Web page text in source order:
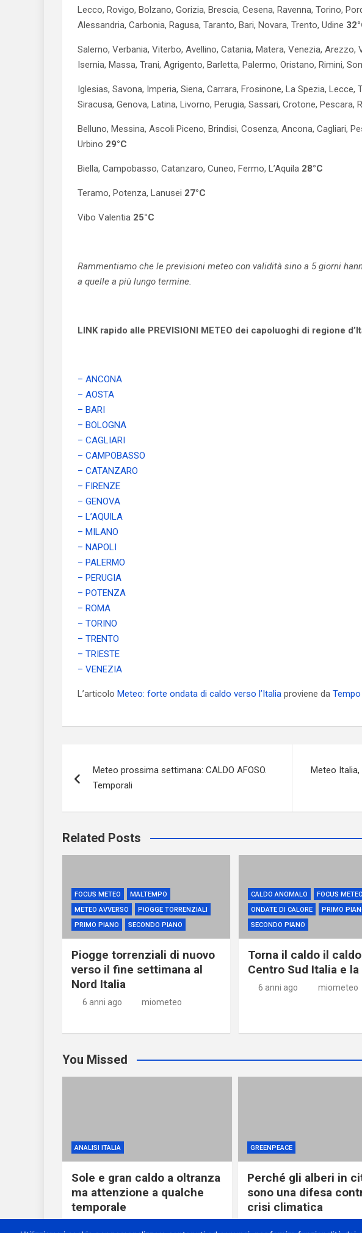
Lecco, Rovigo, Bolzano, Gorizia, Brescia, Cesena, Ravenna, Torino,
Alessandria, Carbonia, Ragusa, Taranto, Bari, Novara, Trento, Udine
Salerno, Verbania, Viterbo, Avellino, Catania, Matera, Venezia, Arezzo,
Isernia, Massa, Trani, Agrigento, Barletta, Palermo, Oristano, Rimini,
Iglesias, Savona, Imperia, Siena, Carrara, Frosinone, La Spezia, Lecce,
Siracusa, Genova, Latina, Livorno, Perugia, Sassari, Crotone, Pescara,
Belluno, Messina, Ascoli Piceno, Brindisi, Cosenza, Ancona, Cagliari,
Urbino 29°C
Biella, Campobasso, Catanzaro, Cuneo, Fermo, L’Aquila 28°C
Teramo, Potenza, Lanusei 27°C
Vibo Valentia 25°C
Rammentiamo che le previsioni meteo con validità sino a 5 giorni
a quelle a più lungo termine.
LINK rapido alle PREVISIONI METEO dei capoluoghi di regione
– ANCONA
– AOSTA
– BARI
– BOLOGNA
– CAGLIARI
– CAMPOBASSO
– CATANZARO
– FIRENZE
– GENOVA
– L’AQUILA
– MILANO
– NAPOLI
– PALERMO
– PERUGIA
– POTENZA
– ROMA
– TORINO
– TRENTO
– TRIESTE
– VENEZIA
L’articolo Meteo: forte ondata di caldo verso l’Italia proviene da
articoli
Meteo prossima settimana: CALDO AFOSO.
Temporali
Meteo
Related Posts
FOCUS METEO
MALTEMPO
METEO AVVERSO
PIOGGE TORRENZIALI
PRIMO PIANO
SECONDO PIANO
Piogge torrenziali di nuovo
verso il fine settimana al
Nord Italia
6 anni ago miometeo
CALDO ANOMALO
FOCUS METEO
ONDATE DI CALORE
PRIMO
SECONDO PIANO
Torna il caldo il
Centro Sud Italia e
6 anni ago miometeo
You Missed
ANALISI ITALIA
Sole e gran caldo a oltranza
ma attenzione a qualche
temporale
GREENPEACE
Perché gli alberi in
sono una difesa
crisi climatica